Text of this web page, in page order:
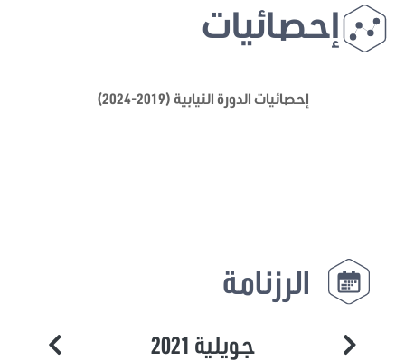
إحصائيات
إحصائيات الدورة النيابية (2019-2024)
الرزنامة
جويلية 2021